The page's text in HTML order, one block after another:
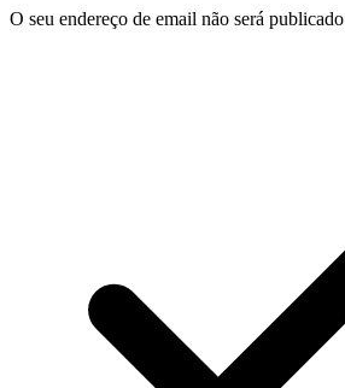
O seu endereço de email não será publicado